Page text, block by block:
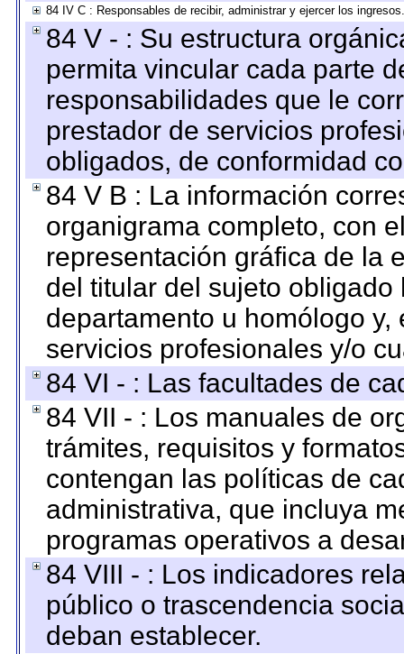
84 IV C : Responsables de recibir, administrar y ejercer los ingresos.
84 V - : Su estructura
permita vincular cada parte
responsabilidades que le
prestador de servicios
obligados, de conformidad
84 V B : La información
organigrama completo, con
representación gráfica de la
del titular del sujeto
departamento u homólogo
servicios profesionales y/o
84 VI - : Las facultades de
84 VII - : Los manuales de
trámites, requisitos y
contengan las políticas de
administrativa, que incluya
programas operativos a
84 VIII - : Los indicadores
público o trascendencia
deban establecer.